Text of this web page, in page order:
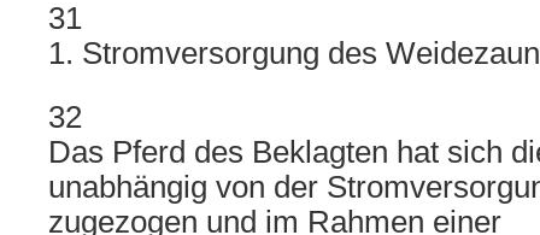
31
1. Stromversorgung des
32
Das Pferd des Beklagten hat sich
unabhängig von der
zugezogen und im Rahmen einer